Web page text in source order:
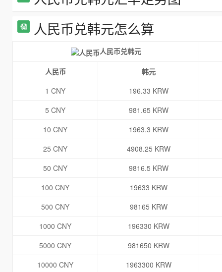
人民币兑韩元怎么算
人民币兑韩元
人民币
韩元
1 CNY
196.33 KRW
5 CNY
981.65 KRW
10 CNY
1963.3 KRW
25 CNY
4908.25 KRW
50 CNY
9816.5 KRW
100 CNY
19633 KRW
500 CNY
98165 KRW
1000 CNY
196330 KRW
5000 CNY
981650 KRW
10000 CNY
1963300 KRW